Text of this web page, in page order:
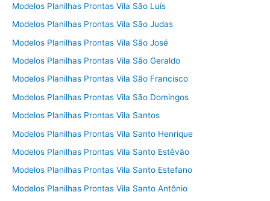
Modelos Planilhas Prontas Vila São Luís
Modelos Planilhas Prontas Vila São Judas
Modelos Planilhas Prontas Vila São José
Modelos Planilhas Prontas Vila São Geraldo
Modelos Planilhas Prontas Vila São Francisco
Modelos Planilhas Prontas Vila São Domingos
Modelos Planilhas Prontas Vila Santos
Modelos Planilhas Prontas Vila Santo Henrique
Modelos Planilhas Prontas Vila Santo Estêvão
Modelos Planilhas Prontas Vila Santo Estefano
Modelos Planilhas Prontas Vila Santo Antônio